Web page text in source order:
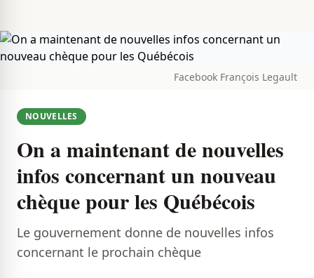
Facebook François Legault
NOUVELLES
On a maintenant de nouvelles
infos concernant un nouveau
chèque pour les Québécois
Le gouvernement donne de nouvelles infos
concernant le prochain chèque